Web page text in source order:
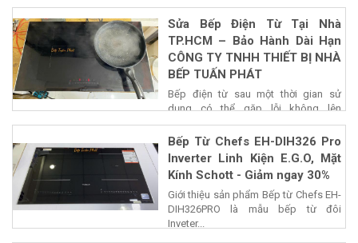
Sửa Bếp Điện Từ Tại Nhà
TP.HCM – Bảo Hành Dài Hạn
CÔNG TY TNHH THIẾT BỊ NHÀ
BẾP TUẤN PHÁT
Bếp điện từ sau một thời gian sử
dụng có thể gặp lỗi không lên
nguồn,...
Bếp Từ Chefs EH-DIH326 Pro
Inverter Linh Kiện E.G.O, Mặt
Kính Schott - Giảm ngay 30%
Giới thiệu sản phẩm Bếp từ Chefs EH-
DIH326PRO là mẫu bếp từ đôi
Inveter...